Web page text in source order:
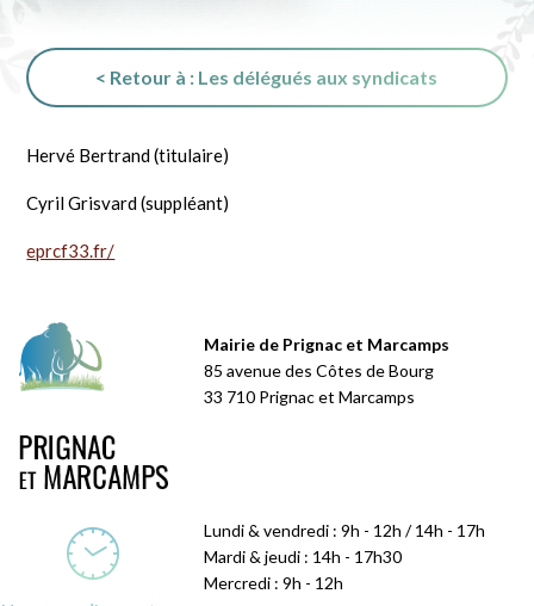
< Retour à : Les délégués aux syndicats
Hervé Bertrand (titulaire)
Cyril Grisvard (suppléant)
eprcf33.fr/
Mairie de Prignac et Marcamps
85 avenue des Côtes de Bourg
33 710 Prignac et Marcamps
Lundi & vendredi : 9h - 12h / 14h - 17h
Mardi & jeudi : 14h - 17h30
Mercredi : 9h - 12h